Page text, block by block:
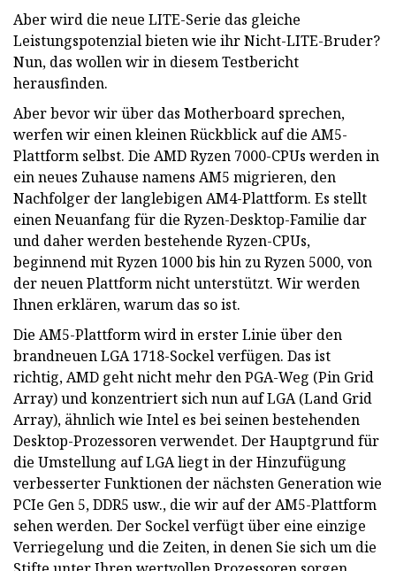
Aber wird die neue LITE-Serie das gleiche
Leistungspotenzial bieten wie ihr Nicht-LITE-Bruder?
Nun, das wollen wir in diesem Testbericht
herausfinden.
Aber bevor wir über das Motherboard sprechen,
werfen wir einen kleinen Rückblick auf die AM5-
Plattform selbst. Die AMD Ryzen 7000-CPUs werden in
ein neues Zuhause namens AM5 migrieren, den
Nachfolger der langlebigen AM4-Plattform. Es stellt
einen Neuanfang für die Ryzen-Desktop-Familie dar
und daher werden bestehende Ryzen-CPUs,
beginnend mit Ryzen 1000 bis hin zu Ryzen 5000, von
der neuen Plattform nicht unterstützt. Wir werden
Ihnen erklären, warum das so ist.
Die AM5-Plattform wird in erster Linie über den
brandneuen LGA 1718-Sockel verfügen. Das ist
richtig, AMD geht nicht mehr den PGA-Weg (Pin Grid
Array) und konzentriert sich nun auf LGA (Land Grid
Array), ähnlich wie Intel es bei seinen bestehenden
Desktop-Prozessoren verwendet. Der Hauptgrund für
die Umstellung auf LGA liegt in der Hinzufügung
verbesserter Funktionen der nächsten Generation wie
PCIe Gen 5, DDR5 usw., die wir auf der AM5-Plattform
sehen werden. Der Sockel verfügt über eine einzige
Verriegelung und die Zeiten, in denen Sie sich um die